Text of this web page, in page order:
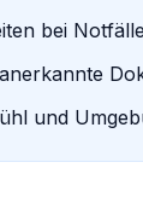
bei
und